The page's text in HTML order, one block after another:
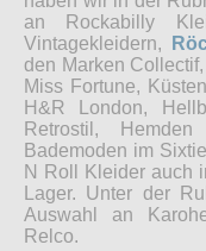
an Rockabilly
Vintagekleidern,
den Marken
Miss Fortune,
H&R London,
Retrostil,
Bademoden im
N Roll Kleider auch
Lager. Unter der
Auswahl an
Relco.